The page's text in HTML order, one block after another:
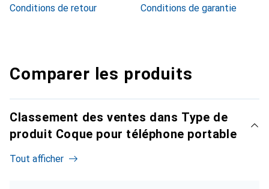
Conditions de retour
Conditions de garantie
Comparer les produits
Classement des ventes dans Type de
produit Coque pour téléphone portable
Tout afficher